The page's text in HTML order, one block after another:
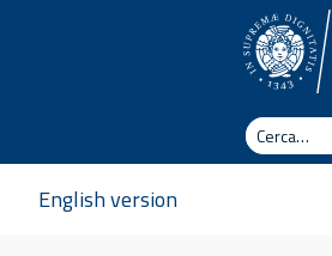
Cerca
English version